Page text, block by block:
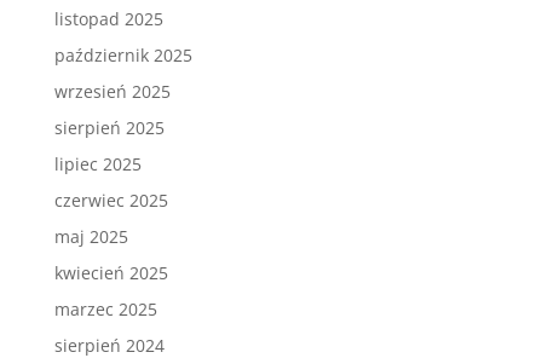
listopad 2025
październik 2025
wrzesień 2025
sierpień 2025
lipiec 2025
czerwiec 2025
maj 2025
kwiecień 2025
marzec 2025
sierpień 2024